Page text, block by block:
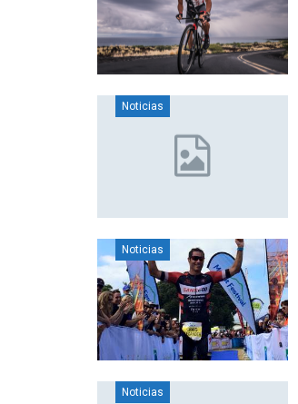
Noticias
Noticias
Noticias